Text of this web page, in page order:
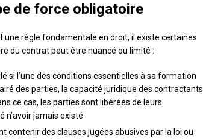
de force obligatoire
règle fondamentale en droit, il existe certaines
du contrat peut être nuancé ou limité :
si l’une des conditions essentielles à sa formation
des parties, la capacité juridique des contractants
ce cas, les parties sont libérées de leurs
jamais existé.
contenir des clauses jugées abusives par la loi ou